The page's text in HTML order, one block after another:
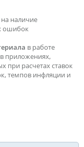
наличие
ошибок
в работе
приложениях,
при расчетах ставок
темпов инфляции и